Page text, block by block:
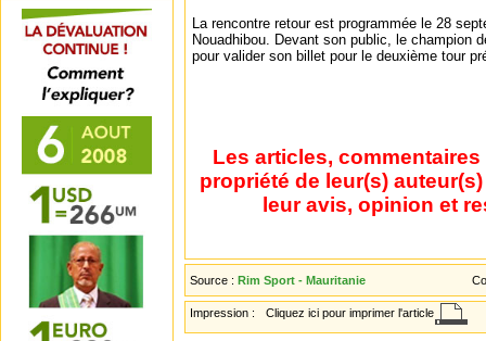
La rencontre retour est programmée le 28
Nouadhibou. Devant son public, le champion
pour valider son billet pour le deuxième tour
Les articles,
propriété de leur(s)
leur avis, opinion et
Source : Rim Sport - Mauritanie
Impression : Cliquez ici pour imprimer l'article